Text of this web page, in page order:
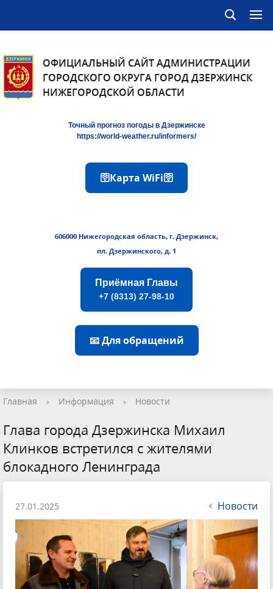
ОФИЦИАЛЬНЫЙ САЙТ АДМИНИСТРАЦИИ
ГОРОДСКОГО ОКРУГА ГОРОД ДЗЕРЖИНСК
НИЖЕГОРОДСКОЙ ОБЛАСТИ
Точный прогноз погоды в Дзержинске
https://world-weather.ru/informers/
🛜Карта WiFi🛜
606000 Нижегородская область, г. Дзержинск,
пл. Дзержинского, д. 1
Приёмная Главы
+7 (8313) 27-98-10
📧 Для обращений
Главная › Информация › Новости
Глава города Дзержинска Михаил
Клинков встретился с жителями
блокадного Ленинграда
27.01.2025 Новости